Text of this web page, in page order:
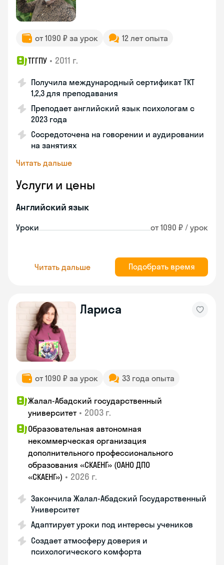
от 1090 ₽ за урок 12 лет опыта
ТГГПУ • 2011 г.
Получила международный сертификат TKT
1,2,3 для преподавания
Преподает английский язык психологам с
2023 года
Сосредоточена на говорении и аудировании
на занятиях
Читать дальше
Услуги и цены
Английский язык
Уроки от 1090 ₽ / урок
Читать дальше Подобрать время
Лариса
от 1090 ₽ за урок 33 года опыта
Жалал-Абадский государственный
университет • 2003 г.
Образовательная автономная
некоммерческая организация
дополнительного профессионального
образования «СКАЕНГ» (ОАНО ДПО
«СКАЕНГ») • 2026 г.
Закончилa Жалал-Абадский Государственный
Университет
Адаптирует уроки под интересы учеников
Создает атмосферу доверия и
психологического комфорта